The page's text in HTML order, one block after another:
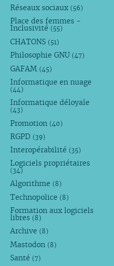
Réseaux sociaux (56)
Place des femmes -
Inclusivité (55)
CHATONS (51)
Philosophie GNU (47)
GAFAM (45)
Informatique en nuage
(44)
Informatique déloyale
(43)
Promotion (40)
RGPD (39)
Interopérabilité (35)
Logiciels propriétaires
(34)
Algorithme (8)
Technopolice (8)
Formation aux logiciels
libres (8)
Archive (8)
Mastodon (8)
Santé (7)